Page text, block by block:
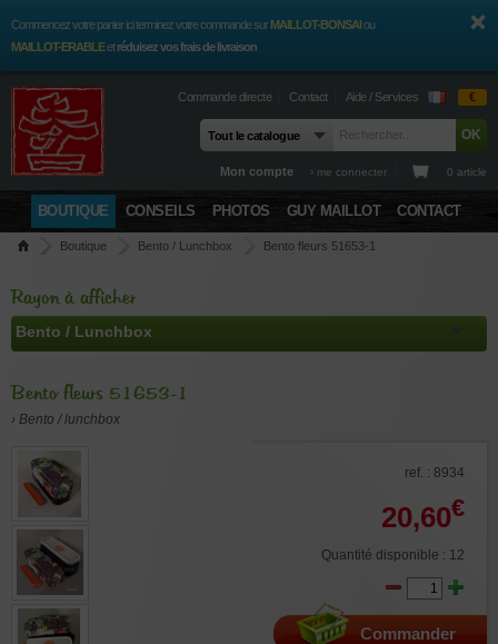
Commencez votre panier ici terminez votre commande surMAILLOT-BONSAIou
MAILLOT-ERABLEetréduisez vos frais de livraison
Commande directe Contact Aide / Services €
Mon compte › me connecter 0 article
BOUTIQUE CONSEILS PHOTOS GUY MAILLOT CONTACT
Boutique Bento / Lunchbox Bento fleurs 51653-1
Rayon à afficher
Bento fleurs 51653-1
› Bento / lunchbox
ref. : 8934
20,60€
Quantité disponible : 12
Commander